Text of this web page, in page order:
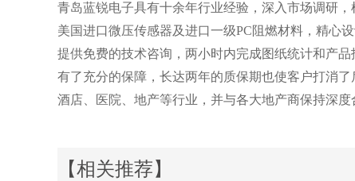
青岛蓝锐电子具有十余年行业经验，深入市场调研
美国进口微压传感器及进口一级PC阻燃材料，精心
提供免费的技术咨询，两小时内完成图纸统计和产
有了充分的保障，长达两年的质保期也使客户打消
酒店、医院、地产等行业，并与各大地产商保持深度
【相关推荐】